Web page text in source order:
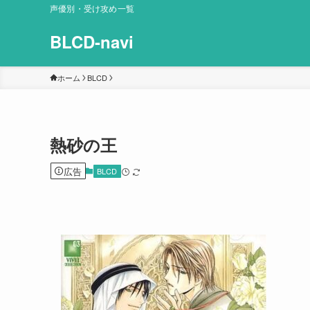
声優別・受け攻め一覧
BLCD-navi
ホーム BLCD
熱砂の王
広告 BLCD